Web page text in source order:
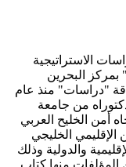
الاستراتيجية
بمركز البحرين
"دراسات" منذ عام
من جامعة
أمن الخليح العربي
الخليجي
والدولية وذلك